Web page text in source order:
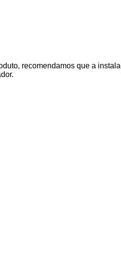
recomendamos que a